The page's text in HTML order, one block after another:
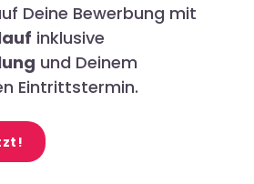
Deine Bewerbung mit
inklusive
und Deinem
Eintrittstermin.